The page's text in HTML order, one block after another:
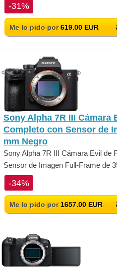
-31%
Me lo pido por619.00 EUR
Sony Alpha 7R III Cámara
Completo con Sensor de
mm Negro
Sony Alpha 7R III Cámara Evil de
Sensor de Imagen Full-Frame de
-34%
Me lo pido por 1657.00 EUR